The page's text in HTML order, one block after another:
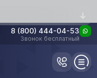
8 (800) 444-04-53
Звонок бесплатный